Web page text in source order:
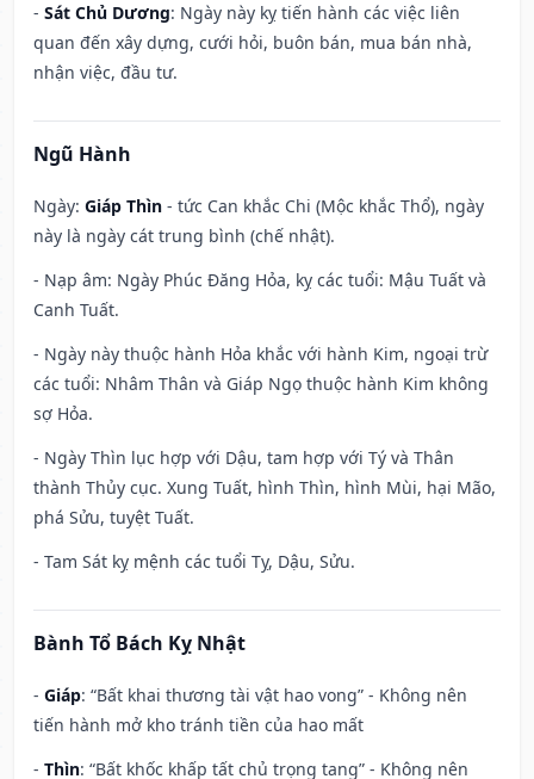
- Sát Chủ Dương: Ngày này kỵ tiến hành các việc liên
quan đến xây dựng, cưới hỏi, buôn bán, mua bán nhà,
nhận việc, đầu tư.
Ngũ Hành
Ngày: Giáp Thìn - tức Can khắc Chi (Mộc khắc Thổ), ngày
này là ngày cát trung bình (chế nhật).
- Nạp âm: Ngày Phúc Đăng Hỏa, kỵ các tuổi: Mậu Tuất và
Canh Tuất.
- Ngày này thuộc hành Hỏa khắc với hành Kim, ngoại trừ
các tuổi: Nhâm Thân và Giáp Ngọ thuộc hành Kim không
sợ Hỏa.
- Ngày Thìn lục hợp với Dậu, tam hợp với Tý và Thân
thành Thủy cục. Xung Tuất, hình Thìn, hình Mùi, hại Mão,
phá Sửu, tuyệt Tuất.
- Tam Sát kỵ mệnh các tuổi Tỵ, Dậu, Sửu.
Bành Tổ Bách Kỵ Nhật
- Giáp: “Bất khai thương tài vật hao vong” - Không nên
tiến hành mở kho tránh tiền của hao mất
- Thìn: “Bất khốc khấp tất chủ trọng tang” - Không nên